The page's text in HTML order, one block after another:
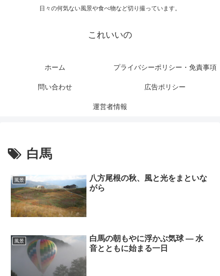
日々の何気ない風景や食べ物など切り撮っています。
これいいの
ホーム プライバシーポリシー・免責事項
問い合わせ 広告ポリシー
運営者情報
白馬
風景
八方尾根の秋、風と光をまといな
がら
風景
白馬の朝もやに浮かぶ気球 ― 水
音とともに始まる一日